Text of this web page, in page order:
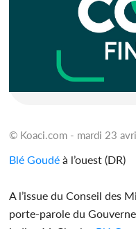
© Koaci.com - mardi 23
Blé Goudé à l’ouest (DR)
A l’issue du Conseil des
porte-parole du